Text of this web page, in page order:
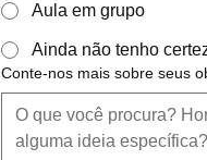
Aula em grupo
Ainda não tenho
Conte-nos mais sobre seus